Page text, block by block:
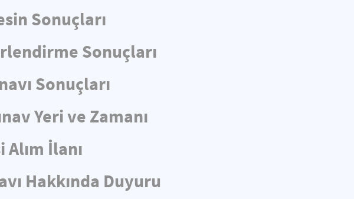
Sonuçları
Sonuçları
Sonuçları
Yeri ve Zamanı
İlanı
Hakkında Duyuru